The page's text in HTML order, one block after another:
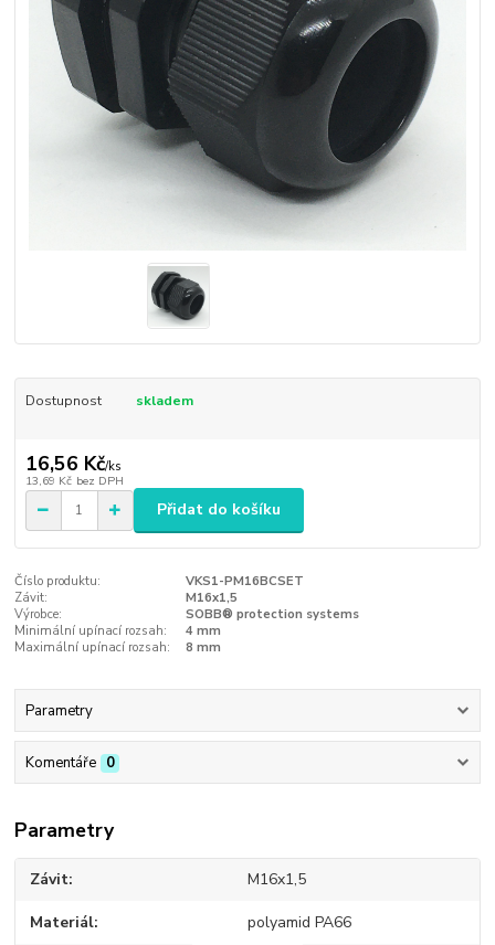
Dostupnost skladem
16,56 Kč/ks
13,69 Kč bez DPH
Přidat do košíku
Číslo produktu:
VKS1-PM16BCSET
Závit:
M16x1,5
Výrobce:
SOBB® protection systems
Minimální upínací rozsah:
4 mm
Maximální upínací rozsah:
8 mm
Parametry
Komentáře 0
Parametry
Závit M16x1,5
Materiál polyamid PA66